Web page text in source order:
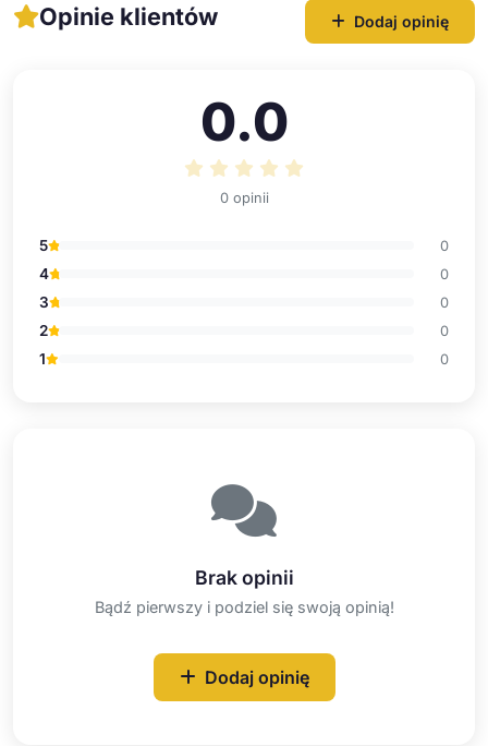
Opinie klientów Dodaj opinię
0.0
0 opinii
5 0
4 0
3 0
2 0
1 0
Brak opinii
Bądź pierwszy i podziel się swoją opinią!
Dodaj opinię